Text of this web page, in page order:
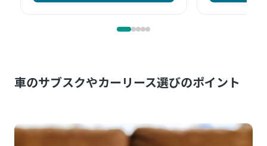
車のサブスクやカーリース選びのポイント